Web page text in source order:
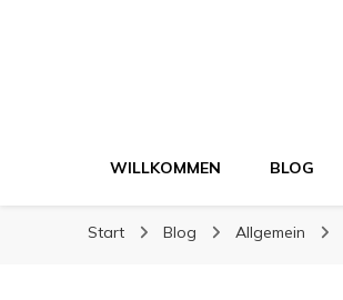
WILLKOMMEN BLOG
Start Blog Allgemein